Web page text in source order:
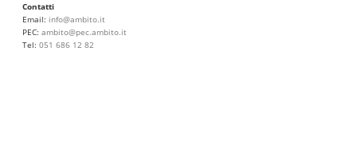
Contatti
Email: info@ambito.it
PEC: ambito@pec.ambito.it
Tel: 051 686 12 82